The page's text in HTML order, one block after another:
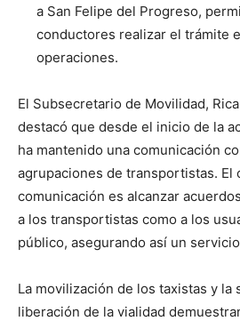
a San Felipe del Progreso,
conductores realizar el trámite
operaciones.
El Subsecretario de Movilidad,
destacó que desde el inicio de la
ha mantenido una comunicación
agrupaciones de transportistas. El
comunicación es alcanzar
a los transportistas como a los
público, asegurando así un
La movilización de los taxistas y la
liberación de la vialidad